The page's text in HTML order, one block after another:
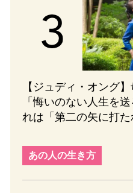
【ジュディ・オング
「悔いのない人生を
れは「第二の矢に打た
あの人の生き方